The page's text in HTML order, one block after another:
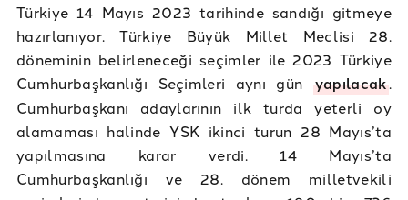
Türkiye 14 Mayıs 2023 tarihinde sandığı gitmeye
hazırlanıyor. Türkiye Büyük Millet Meclisi 28.
döneminin belirleneceği seçimler ile 2023 Türkiye
Cumhurbaşkanlığı Seçimleri aynı gün yapılacak.
Cumhurbaşkanı adaylarının ilk turda yeterli oy
alamaması halinde YSK ikinci turun 28 Mayıs’ta
yapılmasına karar verdi. 14 Mayıs’ta
Cumhurbaşkanlığı ve 28. dönem milletvekili